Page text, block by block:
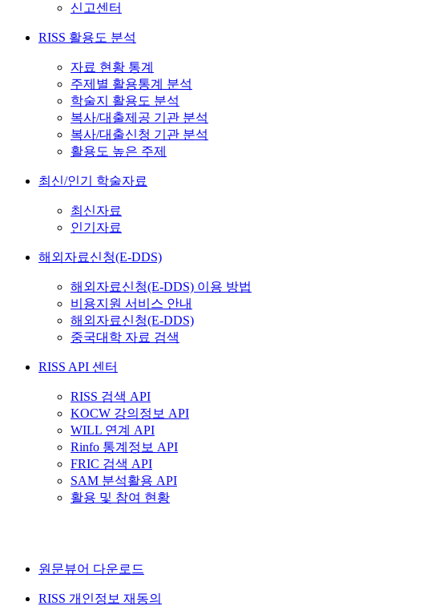
신고센터
RISS 활용도 분석
자료 현황 통계
주제별 활용통계 분석
학술지 활용도 분석
복사/대출제공 기관 분석
복사/대출신청 기관 분석
활용도 높은 주제
최신/인기 학술자료
최신자료
인기자료
해외자료신청(E-DDS)
해외자료신청(E-DDS) 이용 방법
비용지원 서비스 안내
해외자료신청(E-DDS)
중국대학 자료 검색
RISS API 센터
RISS 검색 API
KOCW 강의정보 API
WILL 연계 API
Rinfo 통계정보 API
FRIC 검색 API
SAM 분석활용 API
활용 및 참여 현황
원문뷰어 다운로드
RISS 개인정보 재동의